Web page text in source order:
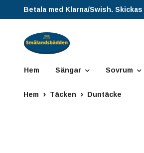
Betala med Klarna/Swish.
Hem Sängar Sovrum
Hem Täcken Duntäcke